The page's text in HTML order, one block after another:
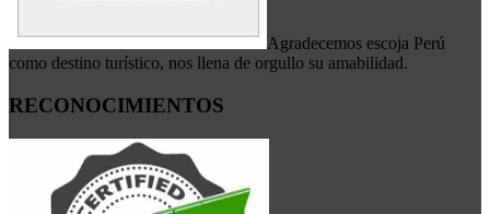
Agradecemos escoja Perú
como destino turístico, nos llena de orgullo su amabilidad.
RECONOCIMIENTOS